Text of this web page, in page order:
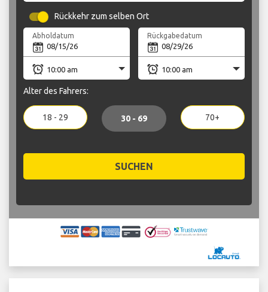
Rückkehr zum selben Ort
Abholdatum Rückgabedatum
Alter des Fahrers:
18 - 29 30 - 69 70+
SUCHEN